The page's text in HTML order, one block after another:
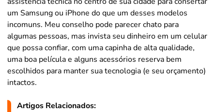
um Samsung ou iPhone do que um desses modelos
incomuns. Meu conselho pode parecer chato para
algumas pessoas, mas invista seu dinheiro em um celular
que possa confiar, com uma capinha de alta qualidade,
uma boa película e alguns acessórios reserva bem
escolhidos para manter sua tecnologia (e seu orçamento)
intactos.
Artigos Relacionados: